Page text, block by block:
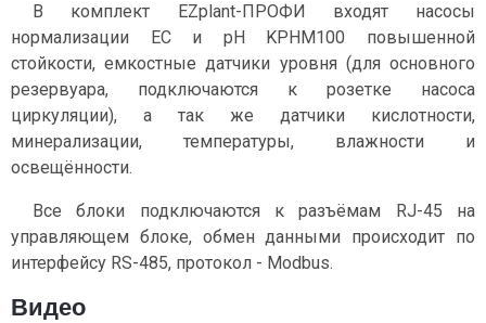
В комплект EZplant-ПРОФИ входят насосы
нормализации ЕС и pH KPHM100 повышенной
стойкости, емкостные датчики уровня (для основного
резервуара, подключаются к розетке насоса
циркуляции), а так же датчики кислотности,
минерализации, температуры, влажности и
освещённости.
Все блоки подключаются к разъёмам RJ-45 на
управляющем блоке, обмен данными происходит по
интерфейсу RS-485, протокол - Modbus.
Видео